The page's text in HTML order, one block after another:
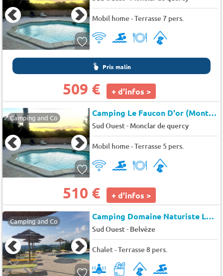
Mobil home - Terrasse 7 pers.
Prix malin
509 € + d'infos >
Camping and Co Camping Le Faucon D'or (Montricoux à 12 km)
Sud Ouest- Monclar de quercy
Mobil home - Terrasse 5 pers.
510 € + d'infos >
Camping and Co Camping Domaine Naturiste Les Manoques (Valeilles à 13 km)
Sud Ouest- Belvèze
Chalet - Terrasse 8 pers.